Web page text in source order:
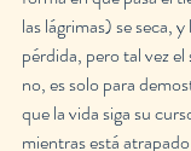
las lágrimas) se seca,
pérdida, pero tal vez
no, es solo para
que la vida siga su
mientras está